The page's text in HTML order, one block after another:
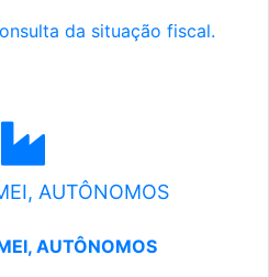
da situação fiscal.
AUTÔNOMOS
AUTÔNOMOS